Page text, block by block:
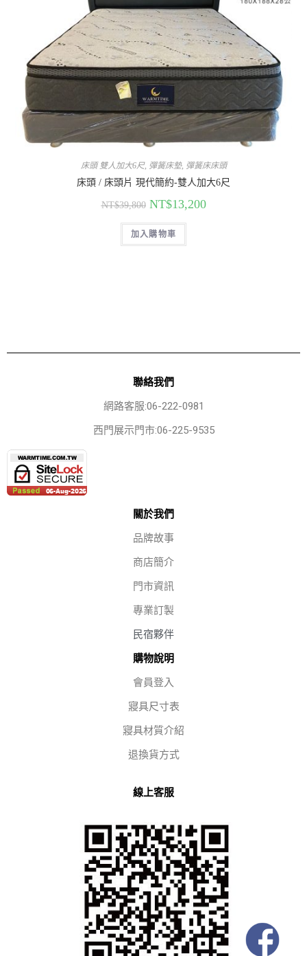
床頭 雙人加大6尺, 彈簧床墊, 彈簧床床頭
床頭 / 床頭片 現代簡約-雙人加大6尺
NT$39,800 NT$13,200
加入購物車
聯絡我們
網路客服:06-222-0981
西門展示門市:06-225-9535
關於我們
品牌故事
商店簡介
門市資訊
專業訂製
民宿夥伴
購物說明
會員登入
寢具尺寸表
寢具材質介紹
退換貨方式
線上客服